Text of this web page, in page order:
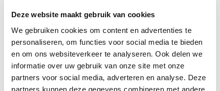
Deze website maakt gebruik van cookies
We gebruiken cookies om content en advertenties te
personaliseren, om functies voor social media te bieden
en om ons websiteverkeer te analyseren. Ook delen we
informatie over uw gebruik van onze site met onze
partners voor social media, adverteren en analyse. Deze
partners kunnen deze gegevens combineren met andere
Westfries Museum
Op dinsdag 20 januari heeft het Westfries Museum in Hoorn
een bijzondere aanvulling op haar collectie ontvangen: de
knipwerken uit de nalatenschap van Charles van der Meij. Deze
officiële overdracht vond plaats in het depot van het museum
aan museumdirecteur Amanda Vollenweider, waarbij zijn zoon
en dochter, Arian en Vivian, samen met andere familieleden
3 min